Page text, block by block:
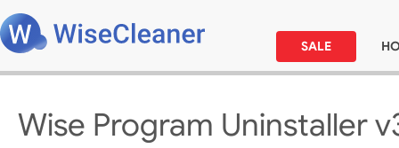
SALE
Wise Program Uninstaller